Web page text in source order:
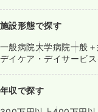
施設形態で探す
一般病院大学病院一般
デイケア・デイサービス
年収で探す